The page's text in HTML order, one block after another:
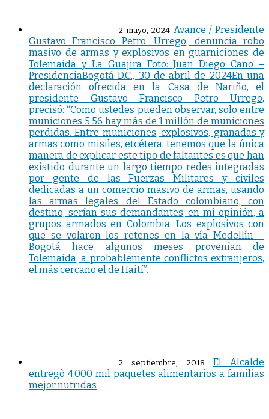
2 mayo, 2024 Avance / Presidente
Gustavo Francisco Petro. Urrego, denuncia robo
masivo de armas y explosivos en guarniciones de
Tolemaida y La Guajira Foto: Juan Diego Cano –
PresidenciaBogotá D.C., 30 de abril de 2024En una
declaración ofrecida en la Casa de Nariño, el
presidente Gustavo Francisco Petro Urrego,
precisó: “Como ustedes pueden observar, solo entre
municiones 5.56 hay más de 1 millón de municiones
perdidas. Entre municiones, explosivos, granadas y
armas como misiles, etcétera, tenemos que la única
manera de explicar este tipo de faltantes es que han
existido durante un largo tiempo redes integradas
por gente de las Fuerzas Militares y civiles
dedicadas a un comercio masivo de armas, usando
las armas legales del Estado colombiano, con
destino, serían sus demandantes, en mi opinión, a
grupos armados en Colombia. Los explosivos con
que se volaron los retenes en la vía Medellín –
Bogotá hace algunos meses provenían de
Tolemaida, a probablemente conflictos extranjeros,
el más cercano el de Haití”.
2 septiembre, 2018
El Alcalde
entregò 4.000 mil paquetes alimentarios a familias
mejor nutridas